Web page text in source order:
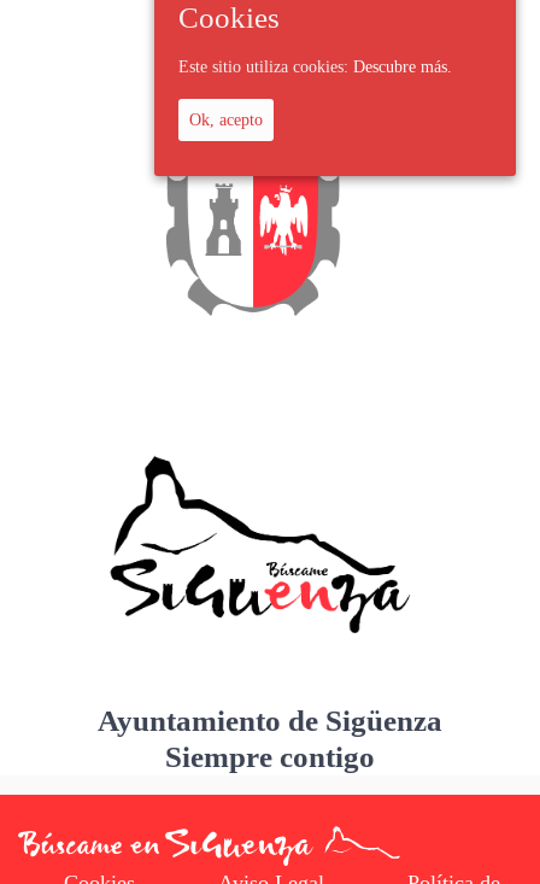
Ayuntamiento de Sigüenza
Siempre contigo
Cookies
Este sitio utiliza cookies: Descubre más.
Ok, acepto